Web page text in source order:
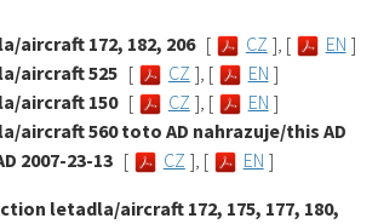
aircraft 172, 182, 206 [ CZ ], [ EN ]
aircraft 525 [ CZ ], [ EN ]
aircraft 150 [ CZ ], [ EN ]
aircraft 560 toto AD nahrazuje/this AD
2007-23-13 [ CZ ], [ EN ]
letadla/aircraft 172, 175, 177, 180,